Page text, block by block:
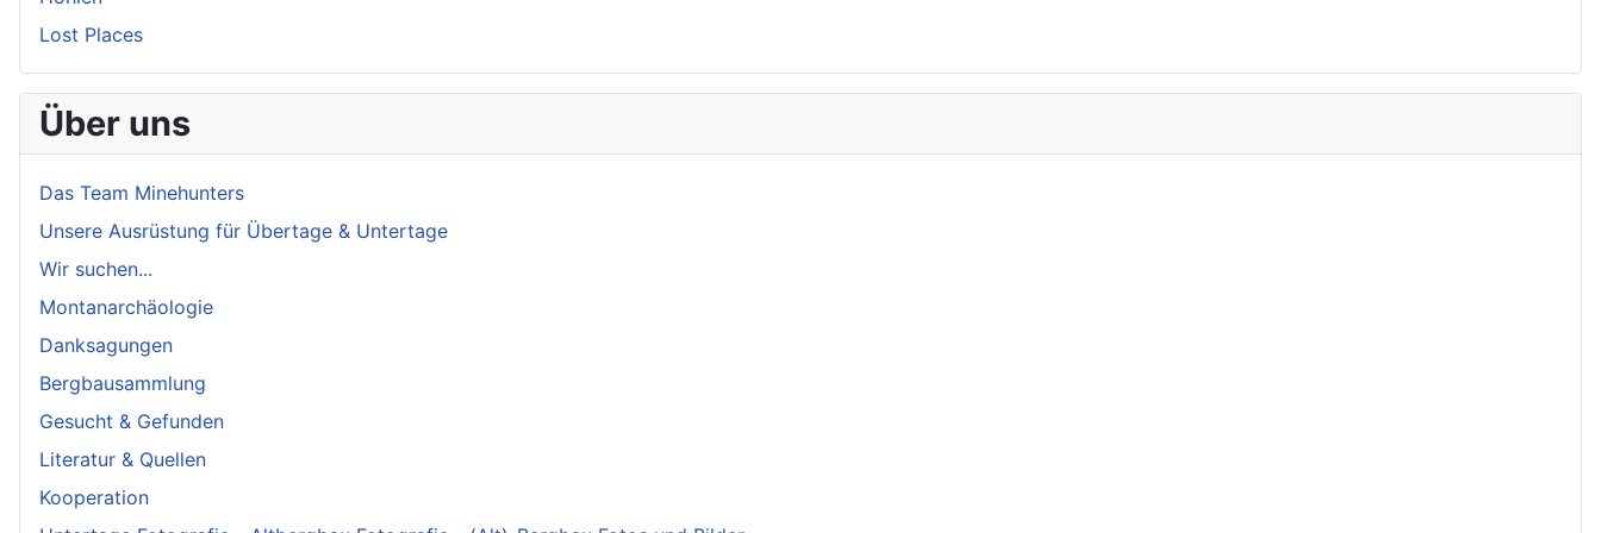
Lost Places
Über uns
Das Team Minehunters
Unsere Ausrüstung für Übertage & Untertage
Wir suchen...
Montanarchäologie
Danksagungen
Bergbausammlung
Gesucht & Gefunden
Literatur & Quellen
Kooperation